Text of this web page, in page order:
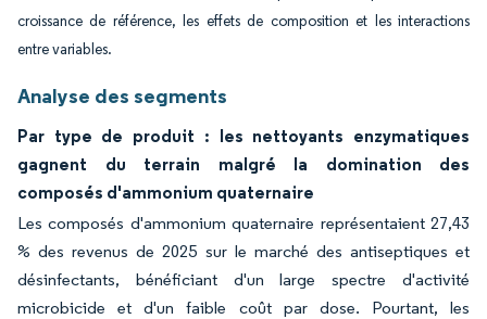
croissance de référence, les effets de composition et les interactions
entre variables.
Analyse des segments
Par type de produit : les nettoyants enzymatiques
gagnent du terrain malgré la domination des
composés d'ammonium quaternaire
Les composés d'ammonium quaternaire représentaient 27,43
% des revenus de 2025 sur le marché des antiseptiques et
désinfectants, bénéficiant d'un large spectre d'activité
microbicide et d'un faible coût par dose. Pourtant, les